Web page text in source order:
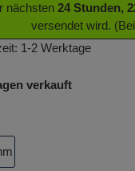
nächsten 24 Stunden,
versendet wird.
1-2 Werktage
verkauft